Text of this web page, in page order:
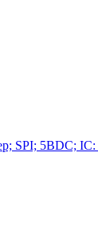
SPI; 5ВDC;